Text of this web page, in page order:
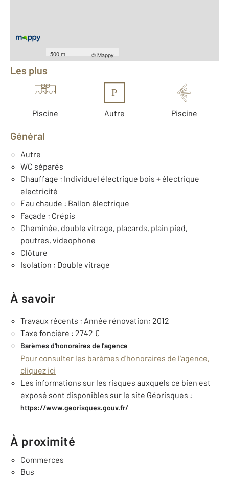
500 m ©Mappy
Équipements
Les plus
Piscine
P
Autre Piscine
Général
Autre
WC séparés
Chauffage : Individuel électrique bois + électrique
electricité
Eau chaude : Ballon électrique
Façade : Crépis
Cheminée, double vitrage, placards, plain pied,
poutres, videophone
Clôture
Isolation : Double vitrage
À savoir
Travaux récents : Année rénovation: 2012
Taxe foncière : 2742 €
Barèmes d'honoraires de l'agence
Pour consulter les barèmes d'honoraires de l'agence,
cliquez ici
Les informations sur les risques auxquels ce bien est
exposé sont disponibles sur le site Géorisques :
https://www.georisques.gouv.fr/
À proximité
Commerces
Bus